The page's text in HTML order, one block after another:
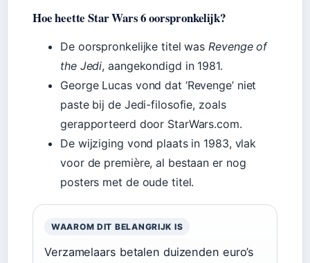
Hoe heette Star Wars 6 oorspronkelijk?
De oorspronkelijke titel was Revenge of
the Jedi, aangekondigd in 1981.
George Lucas vond dat ‘Revenge’ niet
paste bij de Jedi-filosofie, zoals
gerapporteerd door StarWars.com.
De wijziging vond plaats in 1983, vlak
voor de première, al bestaan er nog
posters met de oude titel.
WAAROM DIT BELANGRIJK IS
Verzamelaars betalen duizenden euro’s